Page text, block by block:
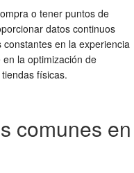
o tener puntos de
datos continuos
en la experiencia
la optimización de
físicas.
comunes en